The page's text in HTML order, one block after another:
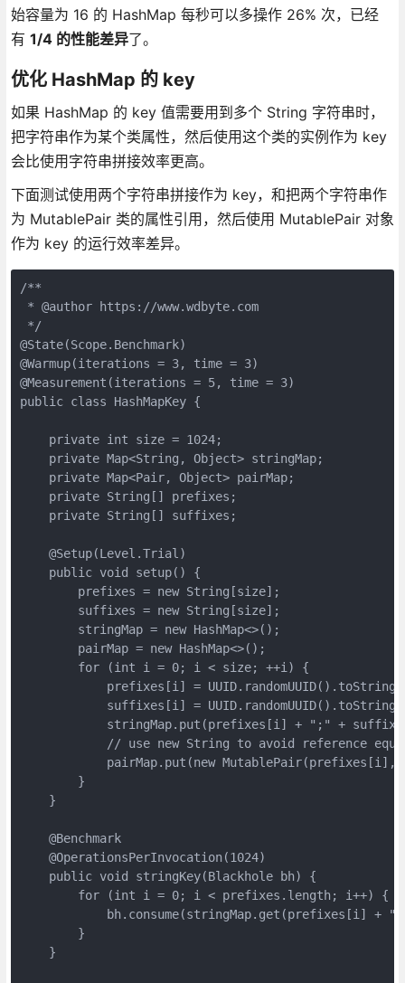
始容量为 16 的 HashMap 每秒可以多操作 26% 次，已经
有 1/4 的性能差异了。
优化 HashMap 的 key
如果 HashMap 的 key 值需要用到多个 String 字符串时，
把字符串作为某个类属性，然后使用这个类的实例作为 key
会比使用字符串拼接效率更高。
下面测试使用两个字符串拼接作为 key，和把两个字符串作
为 MutablePair 类的属性引用，然后使用 MutablePair 对象
作为 key 的运行效率差异。
/**
* @author https://www.wdbyte.com
*/
@State(Scope.Benchmark)
@Warmup(iterations = 3, time = 3)
@Measurement(iterations = 5, time = 3)
public class HashMapKey {
    private int size = 1024;
    private Map<String, Object> stringMap;
    private Map<Pair, Object> pairMap;
    private String[] prefixes;
    private String[] suffixes;
    @Setup(Level.Trial)
    public void setup() {
        prefixes = new String[size];
        suffixes = new String[size];
        stringMap = new HashMap<>();
        pairMap = new HashMap<>();
        for (int i = 0; i < size; ++i) {
prefixes[i] =
suffixes[i] =
stringMap.put(prefixes[i] + ";" +
// use new String to avoid reference
pairMap.put(new MutablePair(prefixes[i],
        }
    }
    @Benchmark
    @OperationsPerInvocation(1024)
    public void stringKey(Blackhole bh) {
        for (int i = 0; i < prefixes.length; i++) {
bh.consume(stringMap.get(prefixes[i] +
        }
    }